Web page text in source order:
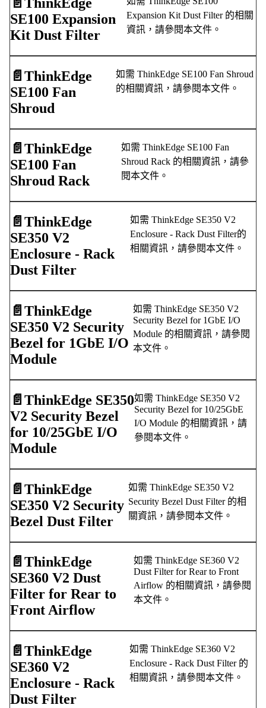
SE100 Expansion
Kit Dust Filter
Expansion Kit Dust Filter 的相關
資訊，請參閱本文件。
📄️ ThinkEdge
SE100 Fan
Shroud
如需 ThinkEdge SE100 Fan Shroud
的相關資訊，請參閱本文件。
📄️ ThinkEdge
SE100 Fan
Shroud Rack
如需 ThinkEdge SE100 Fan
Shroud Rack 的相關資訊，請參
閱本文件。
📄️ ThinkEdge
SE350 V2
Enclosure - Rack
Dust Filter
如需 ThinkEdge SE350 V2
Enclosure - Rack Dust Filter的
相關資訊，請參閱本文件。
📄️ ThinkEdge
SE350 V2 Security
Bezel for 1GbE I/O
Module
如需 ThinkEdge SE350 V2
Security Bezel for 1GbE I/O
Module 的相關資訊，請參閱
本文件。
📄️ ThinkEdge SE350
V2 Security Bezel
for 10/25GbE I/O
Module
如需 ThinkEdge SE350 V2
Security Bezel for 10/25GbE
I/O Module 的相關資訊，請
參閱本文件。
📄️ ThinkEdge
SE350 V2 Security
Bezel Dust Filter
如需 ThinkEdge SE350 V2
Security Bezel Dust Filter 的相
關資訊，請參閱本文件。
📄️ ThinkEdge
SE360 V2 Dust
Filter for Rear to
Front Airflow
如需 ThinkEdge SE360 V2
Dust Filter for Rear to Front
Airflow 的相關資訊，請參閱
本文件。
📄️ ThinkEdge
SE360 V2
Enclosure - Rack
Dust Filter
如需 ThinkEdge SE360 V2
Enclosure - Rack Dust Filter 的
相關資訊，請參閱本文件。